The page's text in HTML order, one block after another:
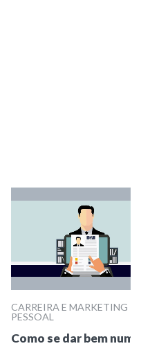
CARREIRA E MARKETING
PESSOAL
Como se dar bem numa